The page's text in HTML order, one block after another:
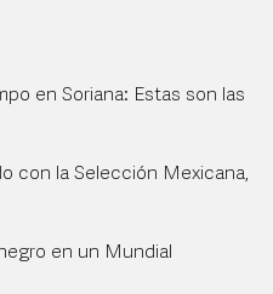
en Soriana: Estas son las
con la Selección Mexicana,
en un Mundial